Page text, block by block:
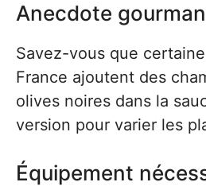
Anecdote
Savez-vous que
France ajoutent des
olives noires dans la
version pour varier les
Équipement